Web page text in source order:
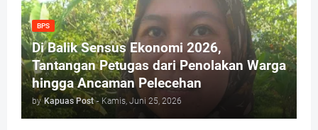
BPS
Di Balik Sensus Ekonomi 2026,
Tantangan Petugas dari Penolakan Warga
hingga Ancaman Pelecehan
by Kapuas Post - Kamis, Juni 25, 2026